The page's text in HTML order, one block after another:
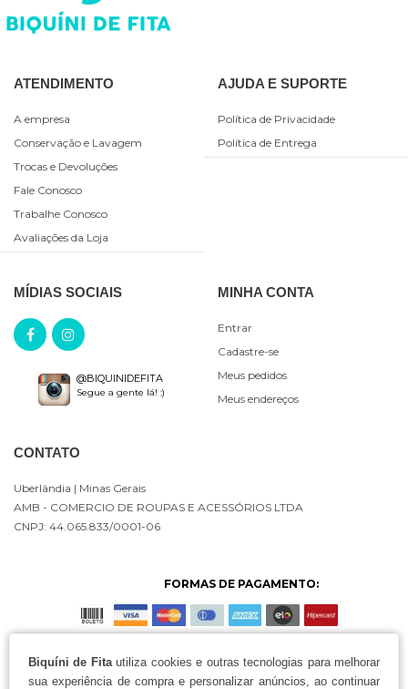
Biquíni de Fitautiliza cookies e outras tecnologias para melhorar
sua experiência de compra e personalizar anúncios, ao continuar
ATENDIMENTO
A empresa
Conservação e Lavagem
Trocas e Devoluções
Fale Conosco
Trabalhe Conosco
Avaliações da Loja
AJUDA E SUPORTE
Política de Privacidade
Política de Entrega
MÍDIAS SOCIAIS
@BIQUINIDEFITA
Segue a gente lá! :)
MINHA CONTA
Entrar
Cadastre-se
Meus pedidos
Meus endereços
CONTATO
Uberlândia | Minas Gerais
AMB - COMERCIO DE ROUPAS E ACESSÓRIOS LTDA
CNPJ: 44.065.833/0001-06
FORMAS DE PAGAMENTO: